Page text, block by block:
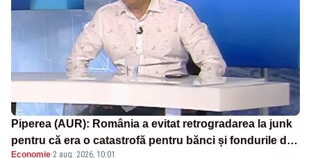
Piperea (AUR): România a evitat retrogradarea la junk
pentru că era o catastrofă pentru bănci și fondurile de
Economie·2 aug. 2026, 10:01